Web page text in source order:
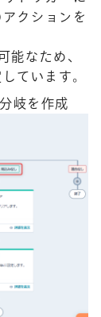
クションを
能なため、
ています。
岐を作成